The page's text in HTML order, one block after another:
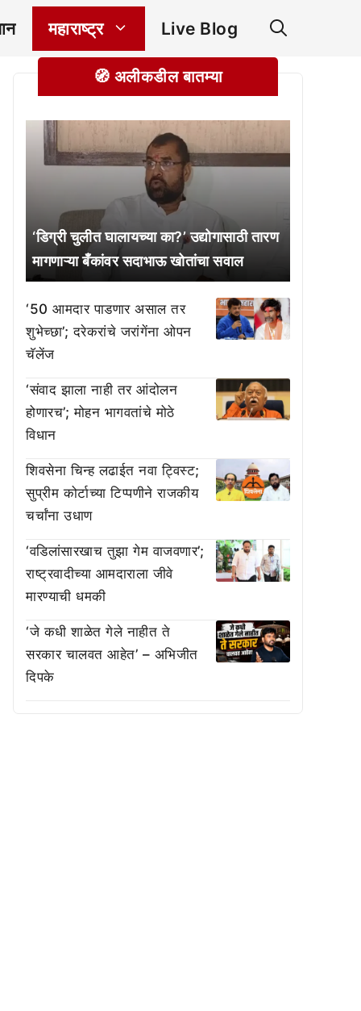
महाराष्ट्र Live Blog
🧭 अलीकडील बातम्या
‘डिग्री चुलीत घालायच्या का?’ उद्योगासाठी तारण
मागणाऱ्या बँकांवर सदाभाऊ खोतांचा सवाल
‘50 आमदार पाडणार असाल तर
शुभेच्छा’; दरेकरांचे जरांगेंना ओपन
चॅलेंज
‘संवाद झाला नाही तर आंदोलन
होणारच’; मोहन भागवतांचे मोठे
विधान
शिवसेना चिन्ह लढाईत नवा ट्विस्ट;
सुप्रीम कोर्टाच्या टिप्पणीने राजकीय
चर्चांना उधाण
‘वडिलांसारखाच तुझा गेम वाजवणार’;
राष्ट्रवादीच्या आमदाराला जीवे
मारण्याची धमकी
‘जे कधी शाळेत गेले नाहीत ते
सरकार चालवत आहेत’ – अभिजीत
दिपके